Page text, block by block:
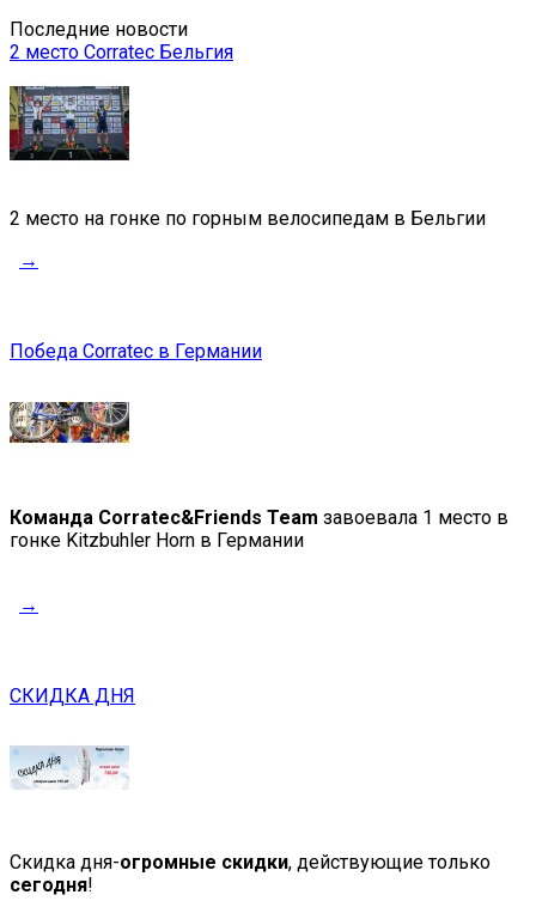
Последние новости
2 место Corratec Бельгия
2 место на гонке по горным велосипедам в Бельгии
→
Победа Corratec в Германии
Команда Corratec&Friends Team завоевала 1 место в
гонке Kitzbuhler Horn в Германии
→
СКИДКА ДНЯ
Скидка дня-огромные скидки, действующие только
сегодня!